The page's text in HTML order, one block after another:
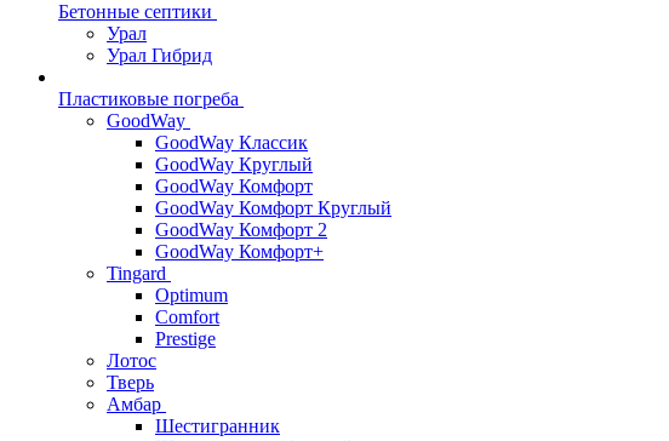
Бетонные септики
Урал
Урал Гибрид
Пластиковые погреба
GoodWay
GoodWay Классик
GoodWay Круглый
GoodWay Комфорт
GoodWay Комфорт Круглый
GoodWay Комфорт 2
GoodWay Комфорт+
Tingard
Optimum
Comfort
Prestige
Лотос
Тверь
Амбар
Шестигранник